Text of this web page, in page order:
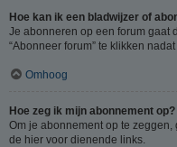
Hoe kan ik een bladwijzer of
Je abonneren op een forum gaat
“Abonneer forum” te klikken
Omhoog
Hoe zeg ik mijn abonnement op?
Om je abonnement op te
de hier voor dienende links.